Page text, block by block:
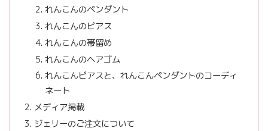
れんこんのペンダント
れんこんのピアス
れんこんの帯留め
れんこんのヘアゴム
れんこんピアスと、れんこんペンダントのコーディ
ネート
メディア掲載
ジェリーのご注文について